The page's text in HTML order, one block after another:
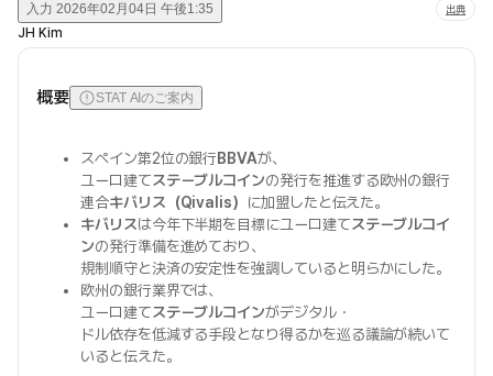
入力 2026年02月04日 午後1:35 出典
JH Kim
概要 STAT AIのご案内
スペイン第2位の銀行BBVAが、
ユーロ建てステーブルコインの発行を推進する欧州の銀行
連合キバリス（Qivalis）
に加盟したと伝えた。
キバリスは今年下半期を目標にユーロ建てステーブルコイ
ンの発行準備を進めており、
規制順守と決済の安定性を強調していると明らかにした。
欧州の銀行業界では、
ユーロ建てステーブルコインがデジタル・
ドル依存を低減する手段となり得るかを巡る議論が続いて
いると伝えた。